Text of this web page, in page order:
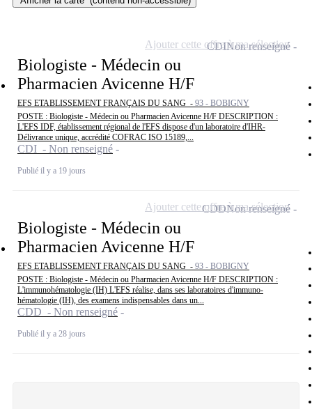
Biologiste - Médecin ou
Pharmacien Avicenne H/F
EFS ETABLISSEMENT FRANÇAIS DU SANG - 93 - BOBIGNY
POSTE : Biologiste - Médecin ou Pharmacien Avicenne H/F DESCRIPTION :
L'EFS IDF, établissement régional de l'EFS dispose d'un laboratoire d'IHR-
Délivrance unique, accrédité COFRAC ISO 15189,...
CDI - Non renseigné
Publié il y a 19 jours
CDINon renseigné
Ajouter cette offre à ma sélection
Biologiste - Médecin ou
Pharmacien Avicenne H/F
EFS ETABLISSEMENT FRANÇAIS DU SANG - 93 - BOBIGNY
POSTE : Biologiste - Médecin ou Pharmacien Avicenne H/F DESCRIPTION :
L'immunohématologie (IH) L'EFS réalise, dans ses laboratoires d'immuno-
hématologie (IH), des examens indispensables dans un...
CDD - Non renseigné
Publié il y a 28 jours
CDDNon renseigné
Ajouter cette offre à ma sélection